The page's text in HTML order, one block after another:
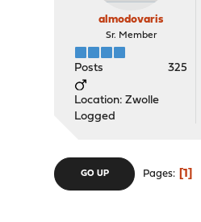
almodovaris
Sr. Member
Posts 325
Location: Zwolle
Logged
GO UP Pages 1